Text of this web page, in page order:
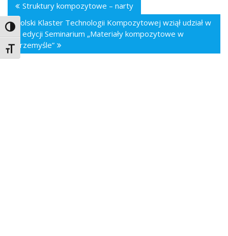
Toggle High Contrast
Toggle Font size
Struktury kompozytowe – narty
Polski Klaster Technologii Kompozytowej wziął udział w
II edycji Seminarium „Materiały kompozytowe w
przemyśle”